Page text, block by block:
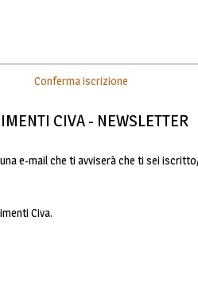
Conferma iscrizione
CIVA - NEWSLETTER
e-mail che ti avviserà che ti sei
Civa.